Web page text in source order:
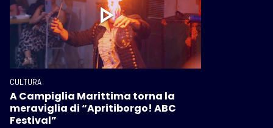
CULTURA
A Campiglia Marittima torna la
meraviglia di “Apritiborgo! ABC
Festival”